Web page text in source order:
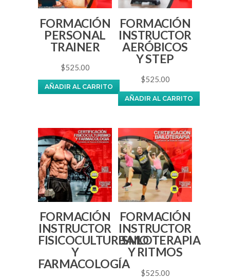
FORMACIÓN
PERSONAL
TRAINER
$525.00
AÑADIR AL CARRITO
FORMACIÓN
INSTRUCTOR
AERÓBICOS
Y STEP
$525.00
AÑADIR AL CARRITO
FORMACIÓN
INSTRUCTOR
FISICOCULTURISMO
Y
FARMACOLOGÍA
FORMACIÓN
INSTRUCTOR
BAILOTERAPIA
Y RITMOS
$525.00